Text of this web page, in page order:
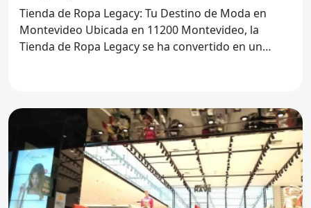
Tienda de Ropa Legacy: Tu Destino de Moda en
Montevideo Ubicada en 11200 Montevideo, la
Tienda de Ropa Legacy se ha convertido en un